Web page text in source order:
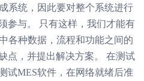
系统，因此要对整个系统进行
参与。 只有这样，我们才能有
各种数据，流程和功能之间的
点，并提出解决方案。 在测试
试MES软件，在网络就绪后准